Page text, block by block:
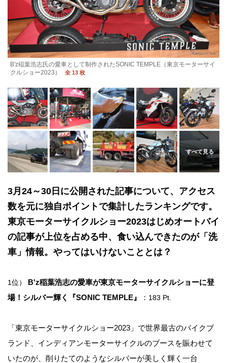
B'z稲葉浩志氏の愛車として制作されたSONIC TEMPLE（東京モーターサイ
クルショー2023）
全 13 枚
3月24～30日に公開された記事について、アクセス
数を元に独自ポイントで集計したランキングです。
東京モーターサイクルショー2023はじめオートバイ
の記事が上位を占める中、食い込んできたのが「洗
車」情報。やってはいけないこととは？
1位）
B'z稲葉浩志の愛車が東京モーターサイクルショーに登
場！シルバー輝く『SONIC TEMPLE』
： 183 Pt.
「東京モーターサイクルショー2023」で世界最古のバイクブ
ランド、インディアンモーターサイクルのブースを賑わせて
いたのが、削りたてのようなシルバーが美しく輝く一台